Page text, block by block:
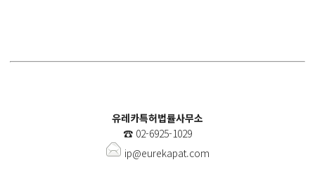
유레카특허법률사무소
☎️ 02-6925-1029
ip@eurekapat.com